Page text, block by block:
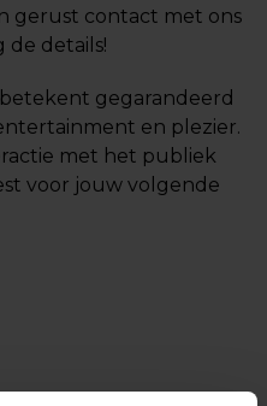
gerust contact met ons
de details!
gegarandeerd
en plezier.
met het publiek
voor jouw volgende